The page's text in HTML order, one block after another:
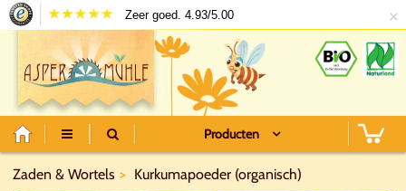
Zeer goed. 4.93/5.00 ×
Producten
Zaden & Wortels Kurkumapoeder (organisch)